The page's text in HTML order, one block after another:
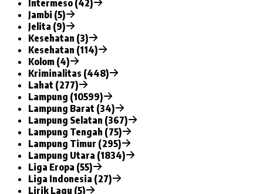
Intermeso (42)
Jambi (5)
Jelita (9)
Kesehatan (3)
Kesehatan (114)
Kolom (4)
Kriminalitas (448)
Lahat (277)
Lampung (10599)
Lampung Barat (34)
Lampung Selatan (367)
Lampung Tengah (75)
Lampung Timur (295)
Lampung Utara (1834)
Liga Eropa (55)
Liga Indonesia (27)
Lirik Lagu (5)